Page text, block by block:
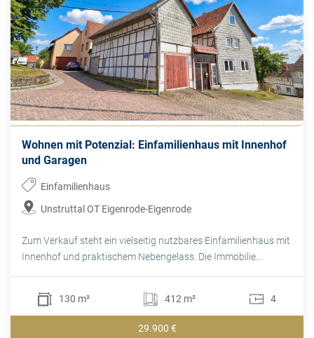
Wohnen mit Potenzial: Einfamilienhaus mit Innenhof
und Garagen
Einfamilienhaus
Unstruttal OT Eigenrode-Eigenrode
Zum Verkauf steht ein vielseitig nutzbares Einfamilienhaus mit
Innenhof und praktischem Nebengelass. Die Immobilie...
130 m² 412 m² 4
29.900 €